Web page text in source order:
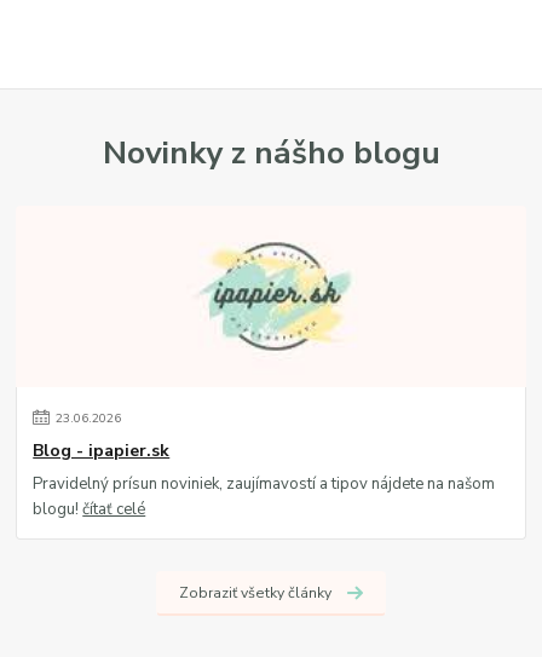
Novinky z nášho blogu
23.06.2026
Blog - ipapier.sk
Pravidelný prísun noviniek, zaujímavostí a tipov nájdete na našom
blogu!čítať celé
Zobraziť všetky články